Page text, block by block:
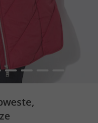
7 8 9